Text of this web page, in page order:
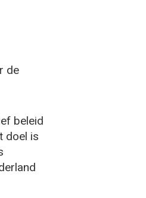
de
beleid
doel is